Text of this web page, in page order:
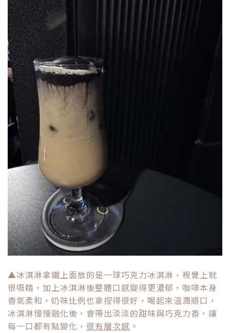
▲冰淇淋拿鐵上面放的是一球巧克力冰淇淋，視覺上就
很吸睛，加上冰淇淋後整體口感變得更濃郁，咖啡本身
香氣柔和，奶味比例也拿捏得很好，喝起來溫潤順口，
冰淇淋慢慢融化後，會帶出淡淡的甜味與巧克力香，讓
每一口都有點變化， 很有層次感 。